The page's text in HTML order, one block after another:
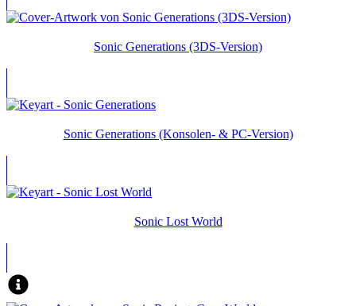
Sonic Generations (3DS-Version)
Sonic Generations (Konsolen- & PC-Version)
Sonic Lost World